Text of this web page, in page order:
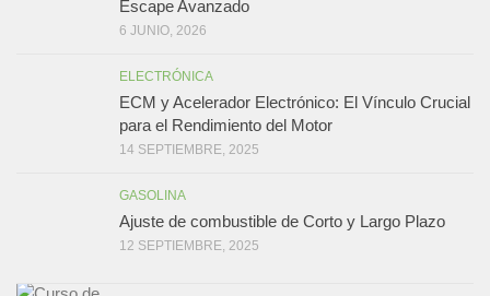
Escape Avanzado
6 JUNIO, 2026
ELECTRÓNICA
ECM y Acelerador Electrónico: El Vínculo Crucial
para el Rendimiento del Motor
14 SEPTIEMBRE, 2025
GASOLINA
Ajuste de combustible de Corto y Largo Plazo
12 SEPTIEMBRE, 2025